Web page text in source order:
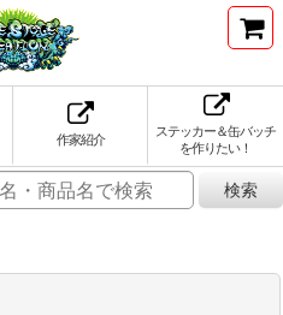
作家紹介
ステッカー＆缶バッチ
を作りたい！